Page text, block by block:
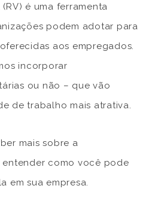
é uma ferramenta
podem adotar para
aos empregados.
incorporar
ou não – que vão
de trabalho mais atrativa.
mais sobre a
entender como você pode
em sua empresa.